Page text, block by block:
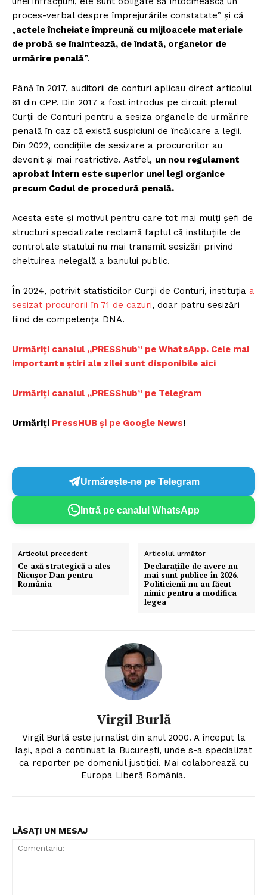
proces-verbal despre împrejurările constatate” și că
„actele încheiate împreună cu mijloacele materiale
de probă se înaintează, de îndată, organelor de
urmărire penală”.
Până în 2017, auditorii de conturi aplicau direct articolul
61 din CPP. Din 2017 a fost introdus pe circuit plenul
Curții de Conturi pentru a sesiza organele de urmărire
penală în caz că există suspiciuni de încălcare a legii.
Din 2022, condițiile de sesizare a procurorilor au
devenit și mai restrictive. Astfel, un nou regulament
aprobat intern este superior unei legi organice
precum Codul de procedură penală.
Acesta este și motivul pentru care tot mai mulți șefi de
structuri specializate reclamă faptul că instituțiile de
control ale statului nu mai transmit sesizări privind
cheltuirea nelegală a banului public.
În 2024, potrivit statisticilor Curții de Conturi, instituția a
sesizat procurorii în 71 de cazuri, doar patru sesizări
fiind de competența DNA.
Urmăriți canalul „PRESShub” pe WhatsApp. Cele mai
importante știri ale zilei sunt disponibile aici
Urmăriți canalul „PRESShub” pe Telegram
Urmăriți PressHUB și pe Google News!
Urmărește-ne pe Telegram
Intră pe canalul WhatsApp
Articolul precedent
Ce axă strategică a ales
Nicușor Dan pentru
România
Articolul următor
Declarațiile de avere nu
mai sunt publice în 2026.
Politicienii nu au făcut
nimic pentru a modifica
legea
Virgil Burlă
Virgil Burlă este jurnalist din anul 2000. A început la
Iași, apoi a continuat la București, unde s-a specializat
ca reporter pe domeniul justiției. Mai colaborează cu
Europa Liberă România.
LĂSAȚI UN MESAJ